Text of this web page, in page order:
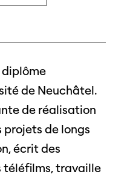
diplôme
de Neuchâtel.
de réalisation
de longs
écrit des
téléfilms, travaille